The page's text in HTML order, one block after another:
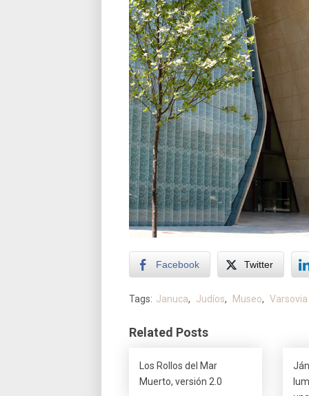
Facebook Twitter
Tags: Januca, Judíos, Museo, Varsovia
Related Posts
Los Rollos del Mar
Muerto, versión 2.0